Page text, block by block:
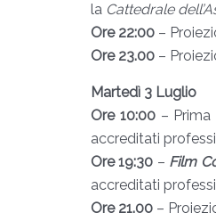
la Cattedrale
Ore 22:00 –
Ore 23.00 –
Martedì 3 Luglio
Ore 10:00 –
accreditati
Ore 19:30 – Film
accreditati
Ore 21.00 –